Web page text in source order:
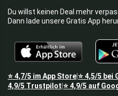
Du willst keinen Deal mehr
Dann lade unsere Gratis App
⭐4,7/5 im App Store⭐4,5/5 bei
4,9/5 Trustpilot ⭐4,9/5 auf